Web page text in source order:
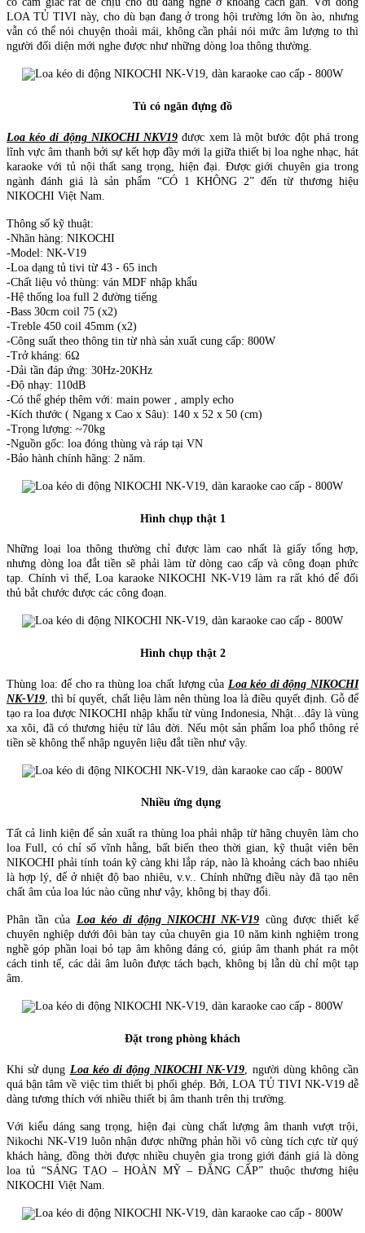
LOA TỦ TIVI này, cho dù bạn đang ở trong hội trường lớn ồn ào, nhưng
vẫn có thể nói chuyện thoải mái, không cần phải nói mức âm lượng to thì
người đối diện mới nghe được như những dòng loa thông thường.
Tủ có ngăn đựng đồ
Loa kéo di động NIKOCHI NKV19 được xem là một bước đột phá trong
lĩnh vực âm thanh bởi sự kết hợp đầy mới lạ giữa thiết bị loa nghe nhạc, hát
karaoke với tủ nội thất sang trọng, hiện đại. Được giới chuyên gia trong
ngành đánh giá là sản phẩm “CÓ 1 KHÔNG 2” đến từ thương hiệu
NIKOCHI Việt Nam.
Thông số kỹ thuật:
-Nhãn hàng: NIKOCHI
-Model: NK-V19
-Loa dạng tủ tivi từ 43 - 65 inch
-Chất liệu vỏ thùng: ván MDF nhập khẩu
-Hệ thống loa full 2 đường tiếng
-Bass 30cm coil 75 (x2)
-Treble 450 coil 45mm (x2)
-Công suất theo thông tin từ nhà sản xuất cung cấp: 800W
-Trở kháng: 6Ω
-Dải tần đáp ứng: 30Hz-20KHz
-Độ nhạy: 110dB
-Có thể ghép thêm với: main power , amply echo
-Kích thước ( Ngang x Cao x Sâu): 140 x 52 x 50 (cm)
-Trọng lượng: ~70kg
-Nguồn gốc: loa đóng thùng và ráp tại VN
-Bảo hành chính hãng: 2 năm.
Hình chụp thật 1
Những loại loa thông thường chỉ được làm cao nhất là giấy tổng hợp,
nhưng dòng loa đắt tiền sẽ phải làm từ dòng cao cấp và công đoạn phức
tạp. Chính vì thế, Loa karaoke NIKOCHI NK-V19 làm ra rất khó để đối
thủ bắt chước được các công đoạn.
Hình chụp thật 2
Thùng loa: để cho ra thùng loa chất lượng của Loa kéo di động NIKOCHI
NK-V19 , thì bí quyết, chất liệu làm nên thùng loa là điều quyết định. Gỗ để
tạo ra loa được NIKOCHI nhập khẩu từ vùng Indonesia, Nhật…đây là vùng
xa xôi, đã có thương hiệu từ lâu đời. Nếu một sản phẩm loa phổ thông rẻ
tiền sẽ không thể nhập nguyên liệu đắt tiền như vậy.
Nhiều ứng dụng
Tất cả linh kiện để sản xuất ra thùng loa phải nhập từ hãng chuyên làm cho
loa Full, có chỉ số vĩnh hằng, bất biến theo thời gian, kỹ thuật viên bên
NIKOCHI phải tính toán kỹ càng khi lắp ráp, nào là khoảng cách bao nhiêu
là hợp lý, để ở nhiệt độ bao nhiêu, v.v.. Chính những điều này đã tạo nên
chất âm của loa lúc nào cũng như vậy, không bị thay đổi.
Phân tần của Loa kéo di động NIKOCHI NK-V19 cũng được thiết kế
chuyên nghiệp dưới đôi bàn tay của chuyên gia 10 năm kinh nghiệm trong
nghề góp phần loại bỏ tạp âm không đáng có, giúp âm thanh phát ra một
cách tinh tế, các dải âm luôn được tách bạch, không bị lẫn dù chỉ một tạp
âm.
Đặt trong phòng khách
Khi sử dụng Loa kéo di động NIKOCHI NK-V19 , người dùng không cần
quá bận tâm về việc tìm thiết bị phối ghép. Bởi, LOA TỦ TIVI NK-V19 dễ
dàng tương thích với nhiều thiết bị âm thanh trên thị trường.
Với kiểu dáng sang trọng, hiện đại cùng chất lượng âm thanh vượt trội,
Nikochi NK-V19 luôn nhận được những phản hồi vô cùng tích cực từ quý
khách hàng, đồng thời được nhiều chuyên gia trong giới đánh giá là dòng
loa tủ “SÁNG TẠO – HOÀN MỸ – ĐẲNG CẤP” thuộc thương hiệu
NIKOCHI Việt Nam.